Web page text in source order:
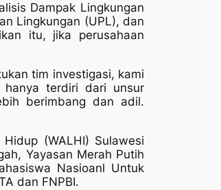
Dampak Lingkungan
Lingkungan (UPL), dan
itu, jika perusahaan
tim investigasi, kami
hanya terdiri dari unsur
berimbang dan adil.
(WALHI) Sulawesi
Yayasan Merah Putih
Nasioanl Untuk
dan FNPBI.